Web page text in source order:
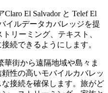
El Salvador と Telef El
イルデータカバレッジを提
リーミング、テキスト、
続できるようにします。
華街から遠隔地域や島々ま
頼性の高いモバイルカバレッ
接続を確保します。旅がど